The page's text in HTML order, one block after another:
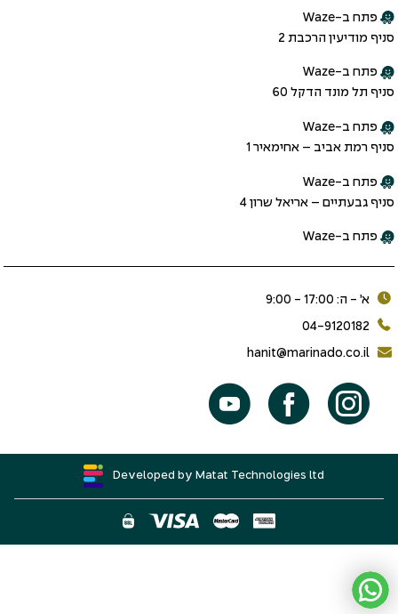
פתח ב-Waze
סניף מודיעין הרכבת 2
פתח ב-Waze
סניף תל מונד הדקל 60
פתח ב-Waze
סניף רמת אביב – אחימאיר 1
פתח ב-Waze
סניף גבעתיים – אריאל שרון 4
פתח ב-Waze
א׳ - ה: 17:00 - 9:00
04-9120182
hanit@marinado.co.il
Developed by Matat Technologies ltd